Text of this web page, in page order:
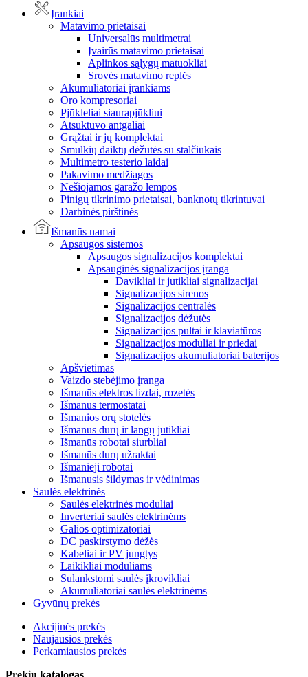
Įrankiai
Matavimo prietaisai
Universalūs multimetrai
Įvairūs matavimo prietaisai
Aplinkos sąlygų matuokliai
Srovės matavimo replės
Akumuliatoriai įrankiams
Oro kompresoriai
Pjūkleliai siaurapjūkliui
Atsuktuvo antgaliai
Grąžtai ir jų komplektai
Smulkių daiktų dėžutės su stalčiukais
Multimetro testerio laidai
Pakavimo medžiagos
Nešiojamos garažo lempos
Pinigų tikrinimo prietaisai, banknotų tikrintuvai
Darbinės pirštinės
Išmanūs namai
Apsaugos sistemos
Apsaugos signalizacijos komplektai
Apsauginės signalizacijos įranga
Davikliai ir jutikliai signalizacijai
Signalizacijos sirenos
Signalizacijos centralės
Signalizacijos dėžutės
Signalizacijos pultai ir klaviatūros
Signalizacijos moduliai ir priedai
Signalizacijos akumuliatoriai baterijos
Apšvietimas
Vaizdo stebėjimo įranga
Išmanūs elektros lizdai, rozetės
Išmanūs termostatai
Išmanios orų stotelės
Išmanūs durų ir langų jutikliai
Išmanūs robotai siurbliai
Išmanūs durų užraktai
Išmanieji robotai
Išmanusis šildymas ir vėdinimas
Saulės elektrinės
Saulės elektrinės moduliai
Inverteriai saulės elektrinėms
Galios optimizatoriai
DC paskirstymo dėžės
Kabeliai ir PV jungtys
Laikikliai moduliams
Sulankstomi saulės įkrovikliai
Akumuliatoriai saulės elektrinėms
Gyvūnų prekės
Akcijinės prekės
Naujausios prekės
Perkamiausios prekės
Prekių katalogas